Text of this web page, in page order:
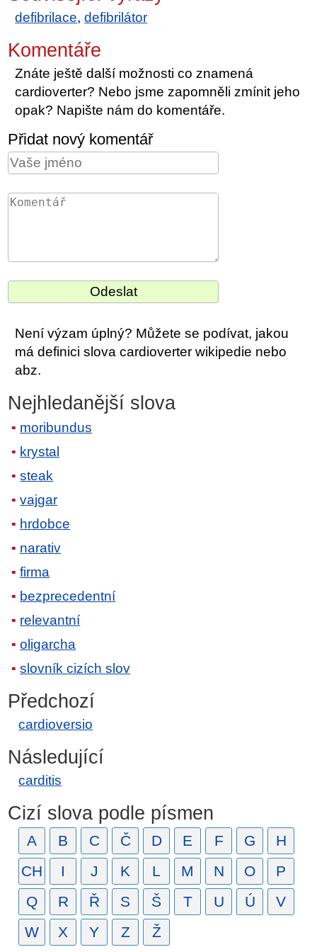
defibrilace,defibrilátor
Komentáře
Znáte ještě další možnosti co znamená
cardioverter? Nebo jsme zapomněli zmínit jeho
opak? Napište nám do komentáře.
Přidat nový komentář
Není výzam úplný? Můžete se podívat, jakou
má definici slova cardioverter wikipedie nebo
abz.
Nejhledanější slova
moribundus
krystal
steak
vajgar
hrdobce
narativ
firma
bezprecedentní
relevantní
oligarcha
slovník cizích slov
Předchozí
cardioversio
Následující
carditis
Cizí slova podle písmen
A B C Č D E F G
H
CH
I J K L M N O
P
Q
R Ř S Š T U Ú
V
W
X Y Z Ž